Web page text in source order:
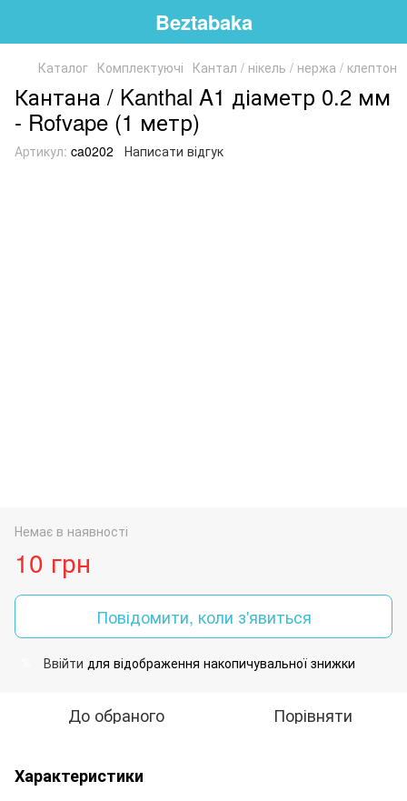
Beztabaka
Каталог Комплектуючі Кантал / нікель / нержа / клептон
Кантана / Kanthal A1 діаметр 0.2 мм
- Rofvape (1 метр)
Артикул: ca0202 Написати відгук
Немає в наявності
10 грн
Повідомити, коли з'явиться
Ввійти для відображення накопичувальної знижки
До обраного Порівняти
Характеристики